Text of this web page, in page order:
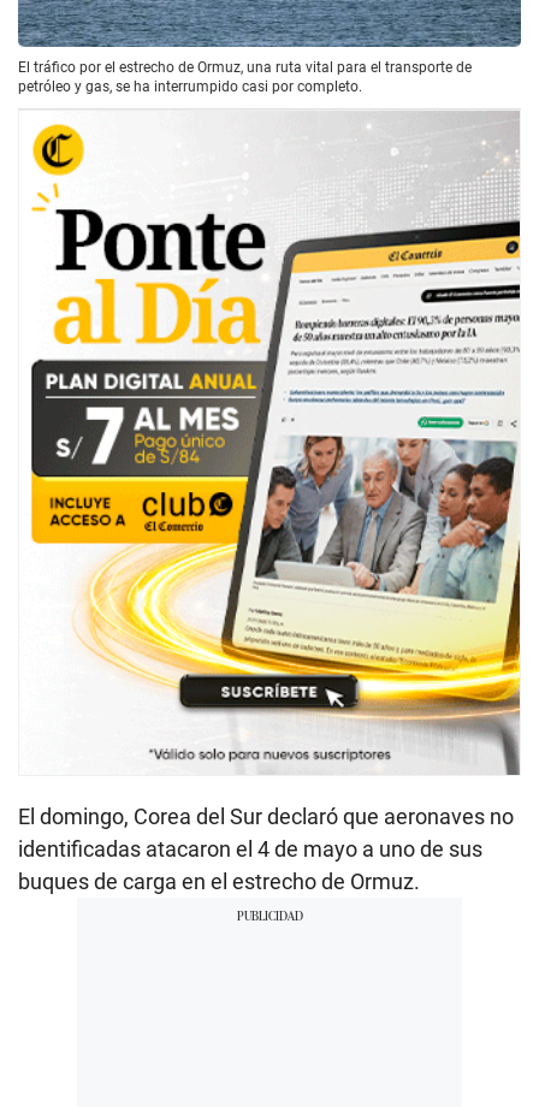
El tráfico por el estrecho de Ormuz, una ruta vital para el transporte de
petróleo y gas, se ha interrumpido casi por completo.
El domingo, Corea del Sur declaró que aeronaves no
identificadas atacaron el 4 de mayo a uno de sus
buques de carga en el estrecho de Ormuz.